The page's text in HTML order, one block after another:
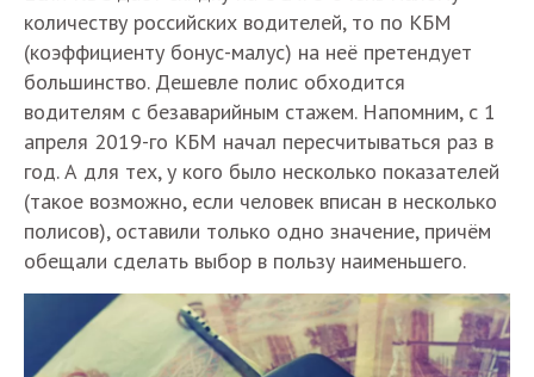
количеству российских водителей, то по КБМ
(коэффициенту бонус-малус) на неё претендует
большинство. Дешевле полис обходится
водителям с безаварийным стажем. Напомним, с 1
апреля 2019-го КБМ начал пересчитываться раз в
год. А для тех, у кого было несколько показателей
(такое возможно, если человек вписан в несколько
полисов), оставили только одно значение, причём
обещали сделать выбор в пользу наименьшего.